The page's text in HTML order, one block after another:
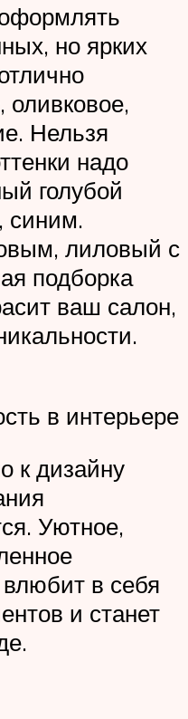
но ярких
оливковое,
Нельзя
надо
голубой
синим.
лиловый с
подборка
ваш салон,
в интерьере
к дизайну
Уютное,
в себя
и станет